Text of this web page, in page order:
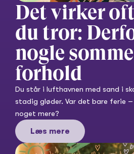
Det virker
du tror:
nogle
forhold
Du står i lufthavnen med sand i
stadig gløder. Var det bare ferie –
noget mere?
Læs mere